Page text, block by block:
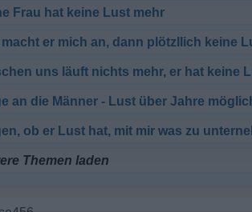
Frau hat keine Lust mehr
macht er mich an, dann plötzllich keine
uns läuft nichts mehr, er hat keine
an die Männer - Lust über Jahre
ob er Lust hat, mit mir was zu
Themen laden